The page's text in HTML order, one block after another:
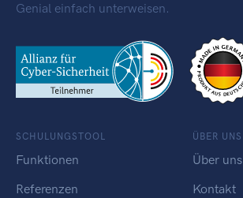
Genial einfach unterweisen.
SCHULUNGSTOOL
Funktionen
Referenzen
ÜBER UNS
Über uns
Kontakt